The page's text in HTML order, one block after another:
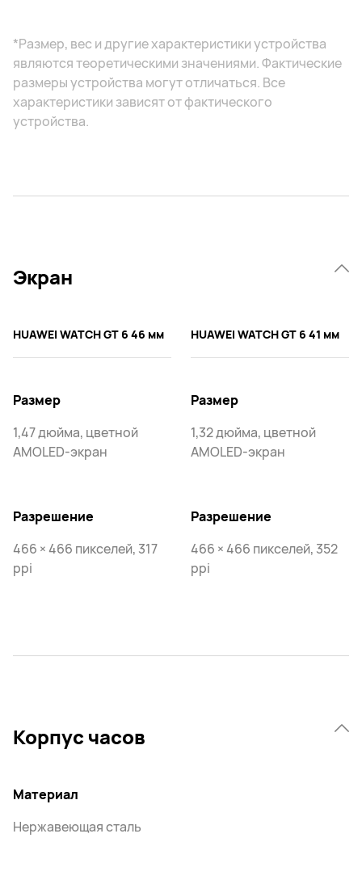
*Размер, вес и другие характеристики устройства
являются теоретическими значениями. Фактические
размеры устройства могут отличаться. Все
характеристики зависят от фактического
устройства.
Экран
HUAWEI WATCH GT 6 46 мм
Размер
1,47 дюйма, цветной
AMOLED-экран
Разрешение
466 × 466 пикселей, 317
ppi
HUAWEI WATCH GT 6 41 мм
Размер
1,32 дюйма, цветной
AMOLED-экран
Разрешение
466 × 466 пикселей, 352
ppi
Корпус часов
Материал
Нержавеющая сталь